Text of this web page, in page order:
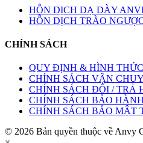
HỖN DỊCH DẠ DÀY
HỖN DỊCH TRÀO
CHÍNH SÁCH
QUY ĐỊNH & HÌNH
CHÍNH SÁCH VẬN
CHÍNH SÁCH ĐỔI / TRẢ
CHÍNH SÁCH BẢO HÀNH
CHÍNH SÁCH BẢO MẬT
© 2026 Bản quyền thuộc về Anvy